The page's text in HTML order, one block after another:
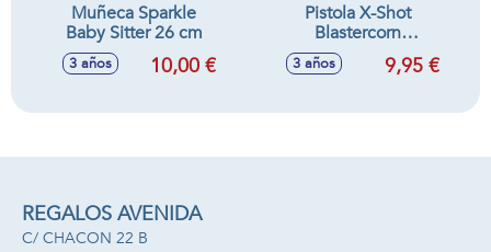
Muñeca Sparkle
Baby Sitter 26 cm
3 años 10,00 €
Pistola X-Shot
Blastercorn
Unicornio, incluye
16 dardos
3 años 9,95 €
REGALOS AVENIDA
C/ CHACON 22 B